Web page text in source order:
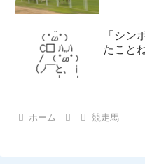
「シン
たこと
ホーム 競走馬